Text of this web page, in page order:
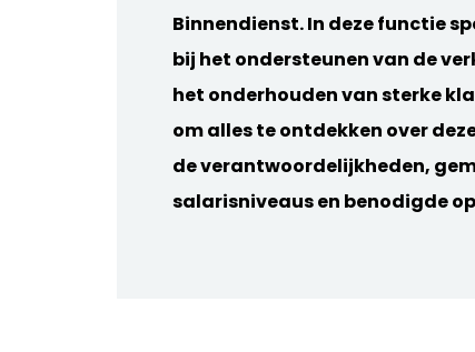
Binnendienst. In deze functie
bij het ondersteunen van de
het onderhouden van sterke
om alles te ontdekken over
de verantwoordelijkheden,
salarisniveaus en benodigde